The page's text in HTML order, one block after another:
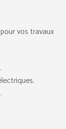
vos travaux